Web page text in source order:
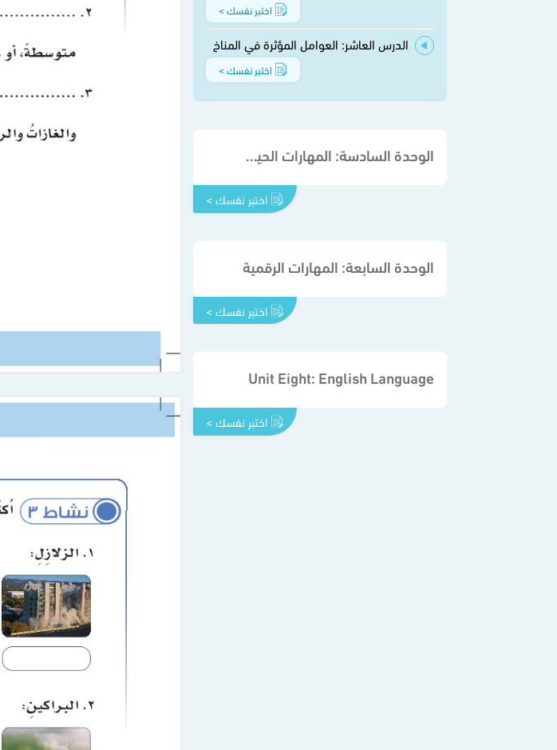
اختبر نفسك >
الدرس العاشر: العوامل المؤثرة في المناخ
اختبر نفسك >
الوحدة السادسة: المهارات الحياتية والأسرية
اختبر نفسك >
الوحدة السابعة: المهارات الرقمية
اختبر نفسك >
Unit Eight: English Language
اختبر نفسك >